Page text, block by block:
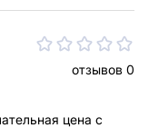
отзывов 0
цена с